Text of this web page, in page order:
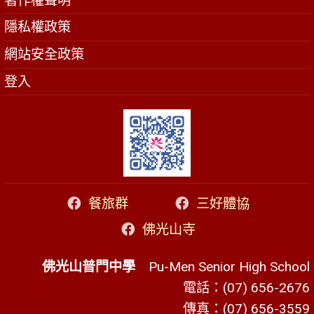
隱私權政策
網站安全政策
登入
餐旅群
三好體協
佛光山寺
佛光山普門中學 Pu-Men Senior High School
電話：(07) 656-2676
傳真：(07) 656-3559